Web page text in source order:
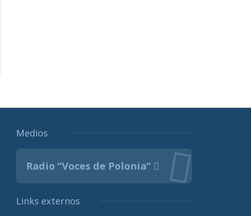
Medios
Radio “Voces de Polonia”
Links externos